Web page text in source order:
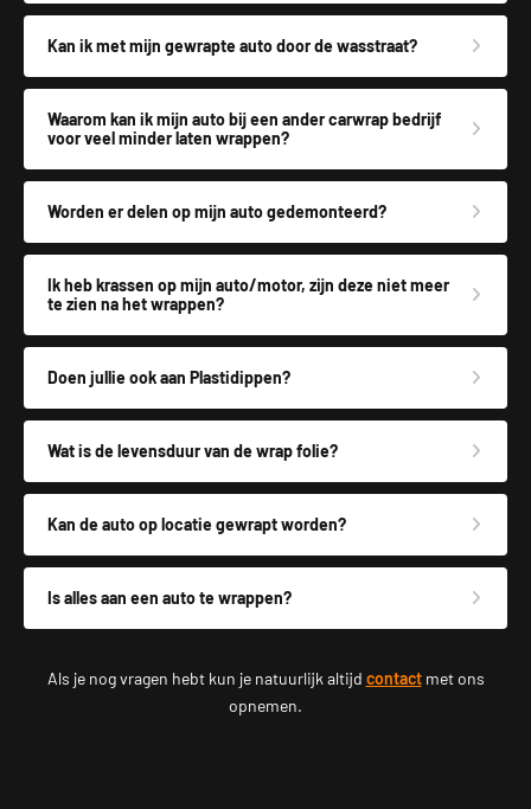
Kan ik met mijn gewrapte auto door de wasstraat?
Waarom kan ik mijn auto bij een ander carwrap bedrijf
voor veel minder laten wrappen?
Worden er delen op mijn auto gedemonteerd?
Ik heb krassen op mijn auto/motor, zijn deze niet meer
te zien na het wrappen?
Doen jullie ook aan Plastidippen?
Wat is de levensduur van de wrap folie?
Kan de auto op locatie gewrapt worden?
Is alles aan een auto te wrappen?
Als je nog vragen hebt kun je natuurlijk altijd contactmet ons
opnemen.